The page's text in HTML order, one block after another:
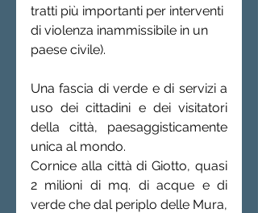
tratti più importanti per interventi
di violenza inammissibile in un
paese civile).
Una fascia di verde e di servizi a
uso dei cittadini e dei visitatori
della città, paesaggisticamente
unica al mondo.
Cornice alla città di Giotto, quasi
2 milioni di mq. di acque e di
verde che dal periplo delle Mura,